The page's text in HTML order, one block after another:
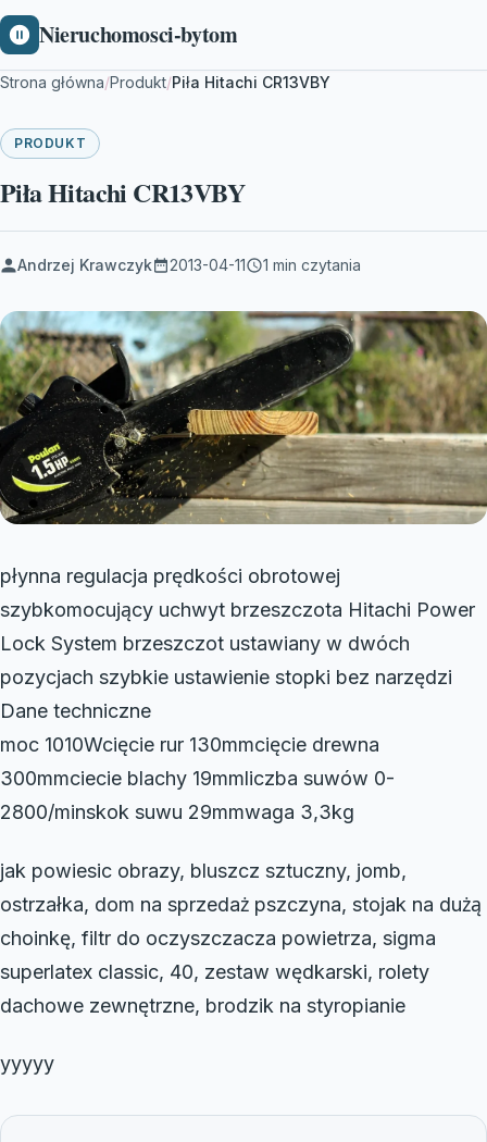
Nieruchomosci-bytom
Strona główna/Produkt/Piła Hitachi CR13VBY
PRODUKT
Piła Hitachi CR13VBY
Andrzej Krawczyk 2013-04-11 1 min czytania
płynna regulacja prędkości obrotowej
szybkomocujący uchwyt brzeszczota Hitachi Power
Lock System brzeszczot ustawiany w dwóch
pozycjach szybkie ustawienie stopki bez narzędzi
Dane techniczne
moc 1010Wcięcie rur 130mmcięcie drewna
300mmciecie blachy 19mmliczba suwów 0-
2800/minskok suwu 29mmwaga 3,3kg
jak powiesic obrazy, bluszcz sztuczny, jomb,
ostrzałka, dom na sprzedaż pszczyna, stojak na dużą
choinkę, filtr do oczyszczacza powietrza, sigma
superlatex classic, 40, zestaw wędkarski, rolety
dachowe zewnętrzne, brodzik na styropianie
yyyyy